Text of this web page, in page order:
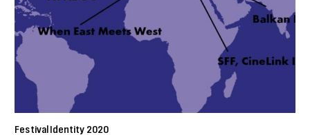
Festival Identity 2020